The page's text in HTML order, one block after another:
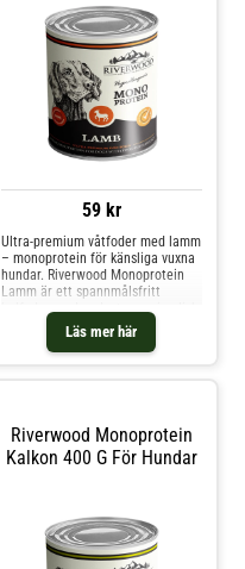
59 kr
Läs mer här
Ultra-premium våtfoder med lamm
– monoprotein för känsliga vuxna
hundar. Riverwood Monoprotein
Lamm är ett spannmålsfritt
helfoder med endast en animalisk
proteinkälla. Lämpligt för hundar
med allergier eller som del av en
eliminationsdiet. Den starka
Riverwood Monoprotein
Kalkon 400 G För Hundar